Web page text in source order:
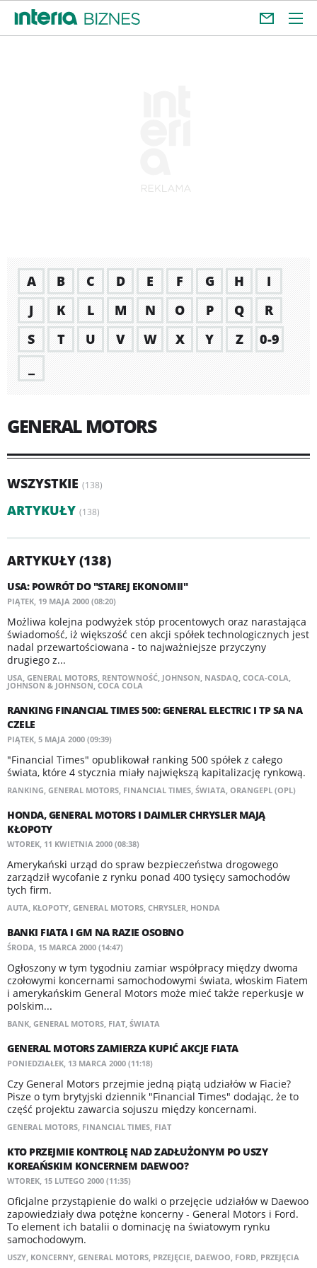
A B C D E F G H
I
J
K L M N O P Q
R
S
T U V W X Y Z
0-9
GENERAL MOTORS
WSZYSTKIE (138)
ARTYKUŁY (138)
ARTYKUŁY (138)
USA: POWRÓT DO "STAREJ EKONOMII"
PIĄTEK, 19 MAJA 2000 (08:20)
Możliwa kolejna podwyżek stóp procentowych oraz narastająca
świadomość, iż większość cen akcji spółek technologicznych jest
nadal przewartościowana - to najważniejsze przyczyny
drugiego z...
USA, GENERAL MOTORS, RENTOWNOŚĆ, JOHNSON, NASDAQ, COCA-COLA,
JOHNSON & JOHNSON, COCA COLA
RANKING FINANCIAL TIMES 500: GENERAL ELECTRIC I TP SA NA
CZELE
PIĄTEK, 5 MAJA 2000 (09:39)
"Financial Times" opublikował ranking 500 spółek z całego
świata, które 4 stycznia miały największą kapitalizację rynkową.
RANKING, GENERAL MOTORS, FINANCIAL TIMES, ŚWIATA, ORANGEPL (OPL)
HONDA, GENERAL MOTORS I DAIMLER CHRYSLER MAJĄ
KŁOPOTY
WTOREK, 11 KWIETNIA 2000 (08:38)
Amerykański urząd do spraw bezpieczeństwa drogowego
zarządził wycofanie z rynku ponad 400 tysięcy samochodów
tych firm.
AUTA, KŁOPOTY, GENERAL MOTORS, CHRYSLER, HONDA
BANKI FIATA I GM NA RAZIE OSOBNO
ŚRODA, 15 MARCA 2000 (14:47)
Ogłoszony w tym tygodniu zamiar współpracy między dwoma
czołowymi koncernami samochodowymi świata, włoskim Fiatem
i amerykańskim General Motors może mieć także reperkusje w
polskim...
BANK, GENERAL MOTORS, FIAT, ŚWIATA
GENERAL MOTORS ZAMIERZA KUPIĆ AKCJE FIATA
PONIEDZIAŁEK, 13 MARCA 2000 (11:18)
Czy General Motors przejmie jedną piątą udziałów w Fiacie?
Pisze o tym brytyjski dziennik "Financial Times" dodając, że to
część projektu zawarcia sojuszu między koncernami.
GENERAL MOTORS, FINANCIAL TIMES, FIAT
KTO PRZEJMIE KONTROLĘ NAD ZADŁUŻONYM PO USZY
KOREAŃSKIM KONCERNEM DAEWOO?
WTOREK, 15 LUTEGO 2000 (11:35)
Oficjalne przystąpienie do walki o przejęcie udziałów w Daewoo
zapowiedziały dwa potężne koncerny - General Motors i Ford.
To element ich batalii o dominację na światowym rynku
samochodowym.
USZY, KONCERNY, GENERAL MOTORS, PRZEJĘCIE, DAEWOO, FORD, PRZEJĘCIA